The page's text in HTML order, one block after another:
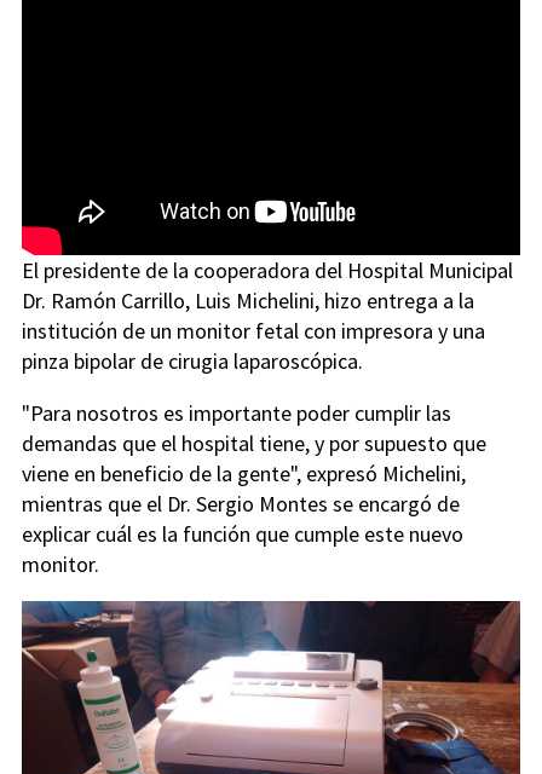
El presidente de la cooperadora del Hospital Municipal
Dr. Ramón Carrillo, Luis Michelini, hizo entrega a la
institución de un monitor fetal con impresora y una
pinza bipolar de cirugia laparoscópica.
"Para nosotros es importante poder cumplir las
demandas que el hospital tiene, y por supuesto que
viene en beneficio de la gente", expresó Michelini,
mientras que el Dr. Sergio Montes se encargó de
explicar cuál es la función que cumple este nuevo
monitor.